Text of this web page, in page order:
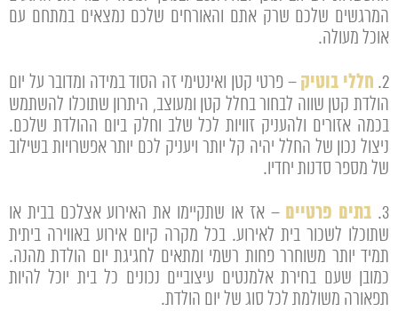
המרגשים שלכם שרק אתם והאורחים שלכם נמצאים במתחם עם
אוכל מעולה.
2. חללי בוטיק – פרטי קטן ואינטימי זה הסוד במידה ומדובר על יום
הולדת קטן שווה לבחור בחלל קטן ומעוצב, היתרון שתוכלו להשתמש
בכמה אזורים ולהעניק זוויות לכל שלב וחלק ביום ההולדת שלכם.
ניצול נכון של החלל יהיה קל יותר ויעניק לכם יותר אפשרויות בשילוב
של מספר סדנות יחדיו.
3. בתים פרטיים – אז או שתקיימו את האירוע אצלכם בבית או
שתוכלו לשכור בית לאירוע. בכל מקרה קיום אירוע באווירה ביתית
תמיד יותר משוחרר פחות רשמי ומתאים לחגיגת יום הולדת מהנה.
כמובן שעם בחירת אלמנטים עיצוביים נכונים כל בית יוכל להיות
תפאורה משולמת לכל סוג של יום הולדת.